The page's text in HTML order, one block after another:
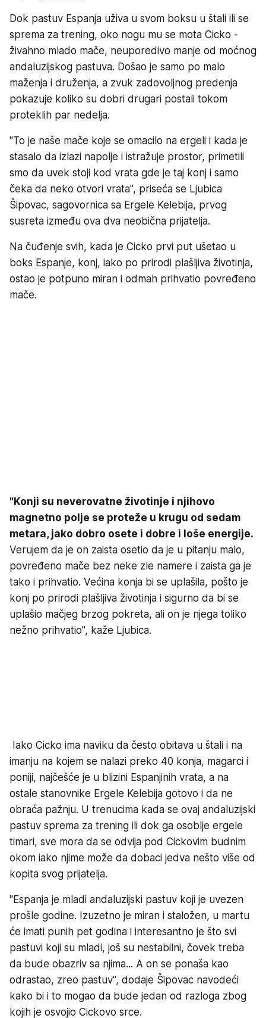
Dok pastuv Espanja uživa u svom boksu u štali ili se
sprema za trening, oko nogu mu se mota Cicko -
živahno mlado mače, neuporedivo manje od moćnog
andaluzijskog pastuva. Došao je samo po malo
maženja i druženja, a zvuk zadovoljnog predenja
pokazuje koliko su dobri drugari postali tokom
proteklih par nedelja.
"To je naše mače koje se omacilo na ergeli i kada je
stasalo da izlazi napolje i istražuje prostor, primetili
smo da uvek stoji kod vrata gde je taj konj i samo
čeka da neko otvori vrata", priseća se Ljubica
Šipovac, sagovornica sa Ergele Kelebija, prvog
susreta između ova dva neobična prijatelja.
Na čuđenje svih, kada je Cicko prvi put ušetao u
boks Espanje, konj, iako po prirodi plašljiva životinja,
ostao je potpuno miran i odmah prihvatio povređeno
mače.
"Konji su neverovatne životinje i njihovo
magnetno polje se proteže u krugu od sedam
metara, jako dobro osete i dobre i loše energije.
Verujem da je on zaista osetio da je u pitanju malo,
povređeno mače bez neke zle namere i zaista ga je
tako i prihvatio. Većina konja bi se uplašila, pošto je
konj po prirodi plašljiva životinja i sigurno da bi se
uplašio mačjeg brzog pokreta, ali on je njega toliko
nežno prihvatio", kaže Ljubica.
Iako Cicko ima naviku da često obitava u štali i na
imanju na kojem se nalazi preko 40 konja, magarci i
poniji, najčešće je u blizini Espanjinih vrata, a na
ostale stanovnike Ergele Kelebija gotovo i da ne
obraća pažnju. U trenucima kada se ovaj andaluzijski
pastuv sprema za trening ili dok ga osoblje ergele
timari, sve mora da se odvija pod Cickovim budnim
okom iako njime može da dobaci jedva nešto više od
kopita svog prijatelja.
"Espanja je mladi andaluzijski pastuv koji je uvezen
prošle godine. Izuzetno je miran i staložen, u martu
će imati punih pet godina i interesantno je što svi
pastuvi koji su mladi, još su nestabilni, čovek treba
da bude obazriv sa njima... A on se ponaša kao
odrastao, zreo pastuv", dodaje Šipovac navodeći
kako bi i to mogao da bude jedan od razloga zbog
kojih je osvojio Cickovo srce.